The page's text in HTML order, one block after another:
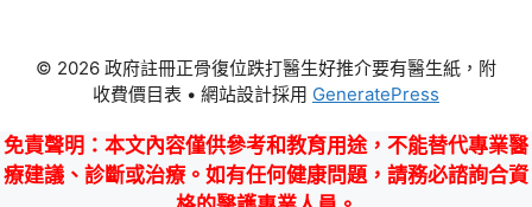
© 2026 政府註冊正骨復位跌打醫生好推介要有醫生紙，附
收費價目表 • 網站設計採用 GeneratePress
免責聲明 ：本文內容僅供參考和教育用途，不能替代專業醫
療建議、診斷或治療。如有任何健康問題，請務必諮詢合資